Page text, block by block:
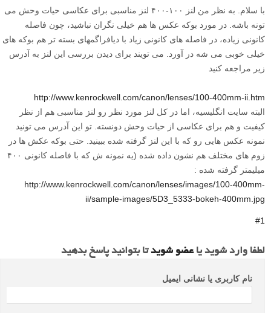
با سلام. به نظر من لنز ۱۰۰-۴۰۰ لنز مناسبی برای عکاسی حیات وحش می
تونه باشه. در مورد بوکه عکس ها هم خیلی نگران نباشید، چون فاصله
کانونی زیاده، در فاصله های کانونی زیاد با دیافراگمهای بسته تر هم بوکه های
خیلی خوبی می شه در آورد. می تویند برای دیدن بررسی این لنز به آدرس
زیر مراجعه کنید
http://www.kenrockwell.com/canon/lenses/100-400mm-ii.htm
البته سایت انگلیسیه، اما در کل لنز مورد نظر رو لنز مناسبی هم از نظر
کیفیت و هم برای عکاسی از حیات وحش دونسته. تو این آدرس می تونید
نمونه عکس هایی رو که با این لنز گرفته شده ببینید. حتی بوکه عکش ها در
زوم های مختلف هم نشون داده شده (یه نمونه ش که با فاصله کانونی ۴۰۰
میلیمتر گرفته شده :
http://www.kenrockwell.com/canon/lenses/images/100-400mm-
ii/sample-images/5D3_5333-bokeh-400mm.jpg
#1
لطفا وارد شوید یاعضو شویدتا بتوانید پاسخ بدهید
نام کاربری یا نشانی ایمیل